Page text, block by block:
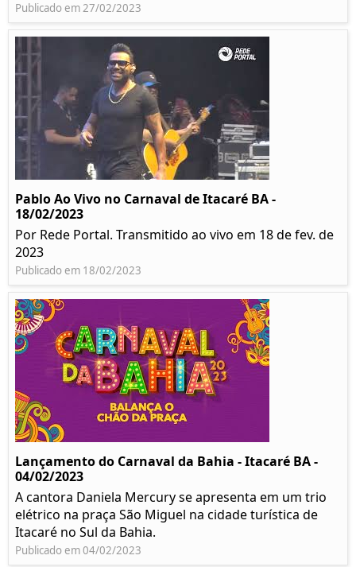
Publicado em 27/02/2023
Pablo Ao Vivo no Carnaval de Itacaré BA -
18/02/2023
Por Rede Portal. Transmitido ao vivo em 18 de fev. de
2023
Publicado em 18/02/2023
Lançamento do Carnaval da Bahia - Itacaré BA -
04/02/2023
A cantora Daniela Mercury se apresenta em um trio
elétrico na praça São Miguel na cidade turística de
Itacaré no Sul da Bahia.
Publicado em 04/02/2023